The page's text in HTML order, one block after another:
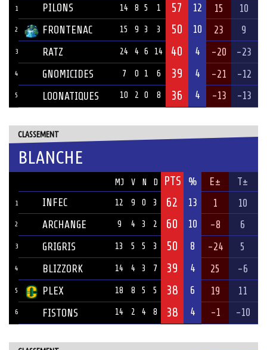
1 PILONS 14 8 5 1 57 12 15 10
2 FRONTENAC 15 9 3 3 50 10 23 9
3 RATZ 24 4 6 14 40 4 -20 -23
4 GNOMICIDES 7 0 1 6 39 4 -21 -12
5 LOONATIQUES 10 2 0 8 36 4 -13 -13
CLASSEMENT
BLANCHE
MJ V N D PTS % E± T±
1 INFEC 12 9 0 3 62 13 1 10
2 ARCHANGE 9 4 3 2 60 10 -8 6
3 GRIGRIS 13 5 5 3 50 8 -24 5
4 BLIZZORK 14 4 3 7 39 4 25 -6
5 PLEX 18 8 5 5 38 6 19 11
6 FISTONS 14 2 4 8 38 4 -1 -10